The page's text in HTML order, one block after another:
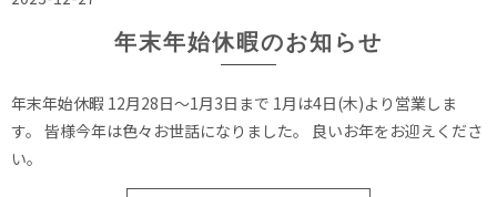
年末年始休暇のお知らせ
年末年始休暇 12月28日〜1月3日まで 1月は4日(木)より営業しま
す。 皆様今年は色々お世話になりました。 良いお年をお迎えくださ
い。